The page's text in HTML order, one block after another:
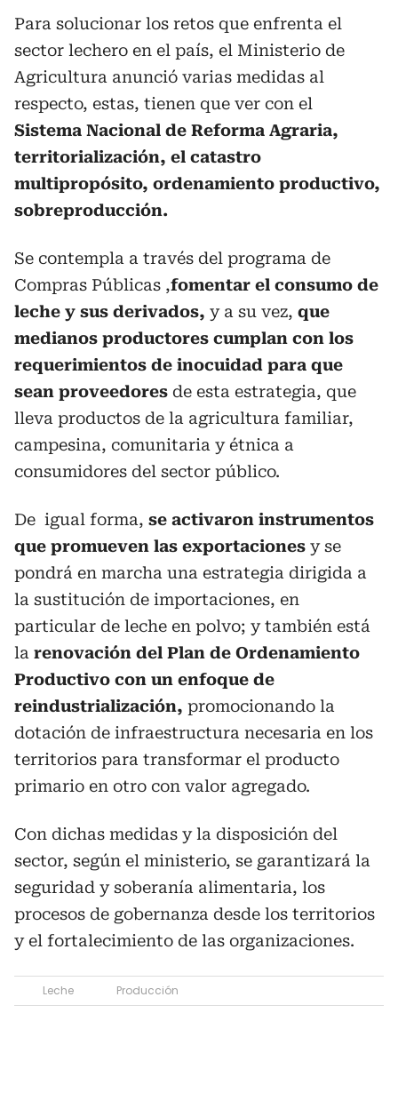
Para solucionar los retos que enfrenta el
sector lechero en el país, el Ministerio de
Agricultura anunció varias medidas al
respecto, estas, tienen que ver con el
Sistema Nacional de Reforma Agraria,
territorialización, el catastro
multipropósito, ordenamiento productivo,
sobreproducción.
Se contempla a través del programa de
Compras Públicas ,fomentar el consumo de
leche y sus derivados, y a su vez, que
medianos productores cumplan con los
requerimientos de inocuidad para que
sean proveedores de esta estrategia, que
lleva productos de la agricultura familiar,
campesina, comunitaria y étnica a
consumidores del sector público.
De igual forma, se activaron instrumentos
que promueven las exportaciones y se
pondrá en marcha una estrategia dirigida a
la sustitución de importaciones, en
particular de leche en polvo; y también está
la renovación del Plan de Ordenamiento
Productivo con un enfoque de
reindustrialización, promocionando la
dotación de infraestructura necesaria en los
territorios para transformar el producto
primario en otro con valor agregado.
Con dichas medidas y la disposición del
sector, según el ministerio, se garantizará la
seguridad y soberanía alimentaria, los
procesos de gobernanza desde los territorios
y el fortalecimiento de las organizaciones.
Leche Producción